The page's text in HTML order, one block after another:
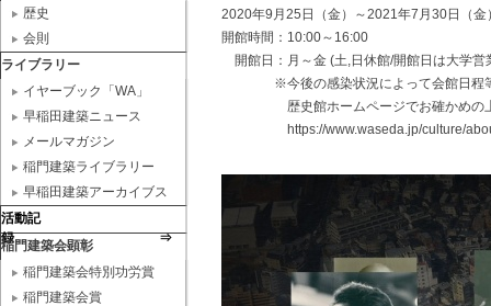
歴史
会則
ライブラリー
イヤーブック「WA」
早稲田建築ニュース
メールマガジン
稲門建築ライブラリー
早稲田建築アーカイブス
活動記
録 ⇒
稲門建築会顕彰
稲門建築会特別功労賞
稲門建築会賞
2020年9月25日（金）～2021年7月30日（金
開館時間：10:00～16:00
開館日：月～金 (土,日休館/開館日は大学営
※今後の感染状況によって会館日程等
歴史館ホームページでお確かめの上
https://www.waseda.jp/culture/about/